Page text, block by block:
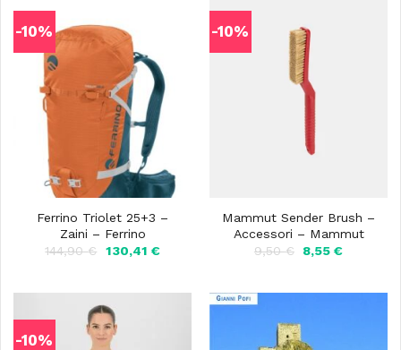
-10%
Ferrino Triolet 25+3 –
Zaini – Ferrino
144,90€
Il
130,41 €Il
-10%
Mammut Sender Brush –
Accessori – Mammut
9,50€
Il
8,55€Il
-10%